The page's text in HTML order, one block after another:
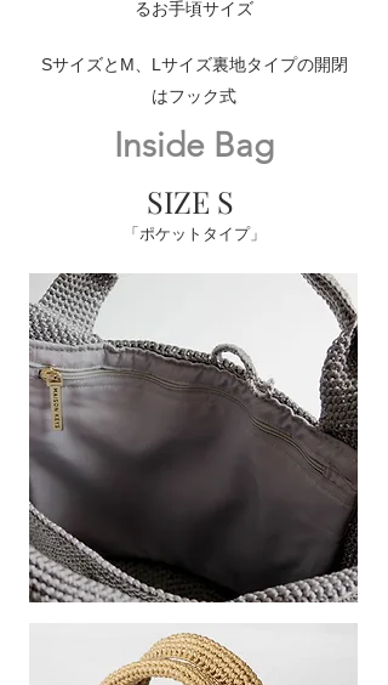
るお手頃サイズ
​SサイズとM、Lサイズ裏地タイプの開閉
はフック式
Inside Bag
SIZE S
「ポケットタイプ」